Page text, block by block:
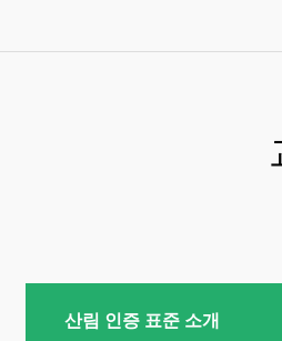
산림 인증 표준 소개